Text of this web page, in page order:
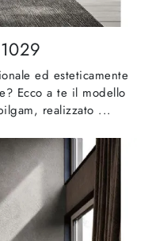
ed esteticamente
Ecco a te il modello
realizzato ...